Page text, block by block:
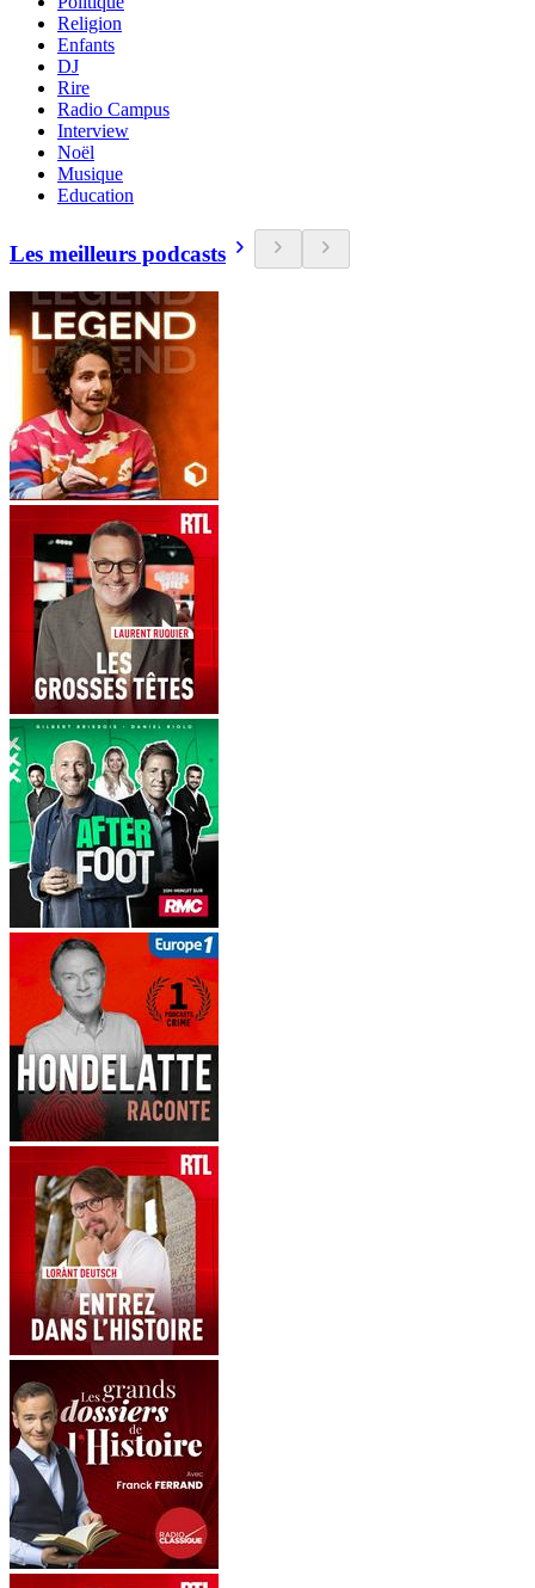
Religion
Enfants
DJ
Rire
Radio Campus
Interview
Noël
Musique
Education
Les meilleurs podcasts